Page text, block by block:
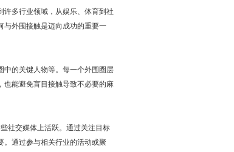
多行业领域，从娱乐、体育到社
与外围接触是迈向成功的重要一
中的关键人物等。每一个外围圈层
也能避免盲目接触导致不必要的麻
社交媒体上活跃。通过关注目标
。通过参与相关行业的活动或聚